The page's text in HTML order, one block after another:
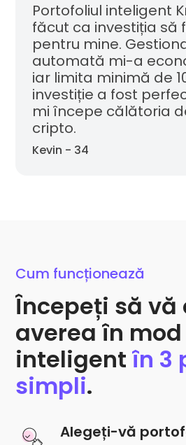
Portofoliul inteligent
făcut ca investiția să
pentru mine.
automată mi-a
iar limita minimă de
investiție a fost
mi începe călătoria
cripto.
Kevin - 34
Cum funcționează
Începeți să
averea în mod
inteligentîn 3
simpli.
Alegeți-vă